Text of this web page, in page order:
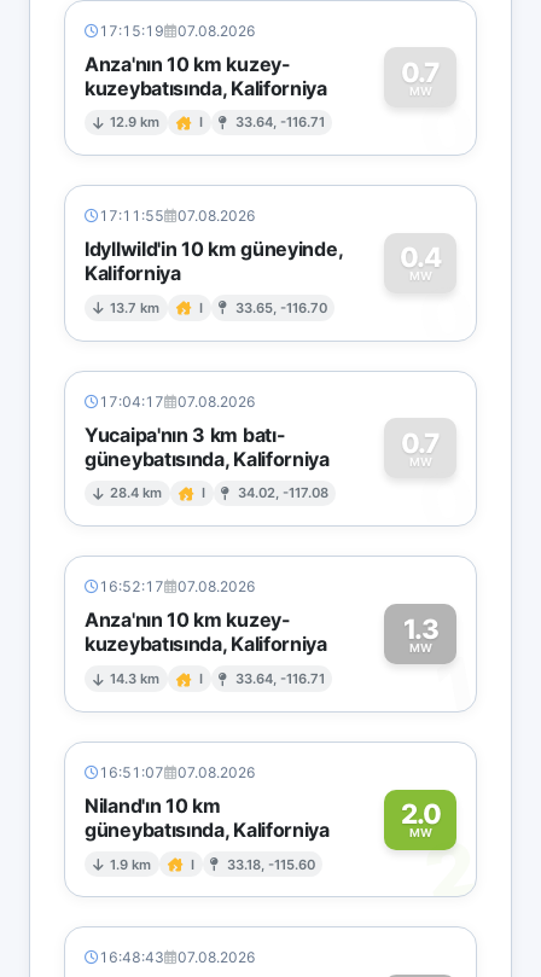
17:15:19 07.08.2026
Anza'nın 10 km kuzey-
kuzeybatısında, Kaliforniya
12.9 km I 33.64, -116.71
0.7
MW
0
17:11:55 07.08.2026
Idyllwild'in 10 km güneyinde,
Kaliforniya
13.7 km I 33.65, -116.70
0.4
MW
0
17:04:17 07.08.2026
Yucaipa'nın 3 km batı-
güneybatısında, Kaliforniya
28.4 km I 34.02, -117.08
0.7
MW
0
16:52:17 07.08.2026
Anza'nın 10 km kuzey-
kuzeybatısında, Kaliforniya
14.3 km I 33.64, -116.71
1.3
MW1
16:51:07 07.08.2026
Niland'ın 10 km
güneybatısında, Kaliforniya
1.9 km I 33.18, -115.60
2.0
MW2
16:48:43 07.08.2026